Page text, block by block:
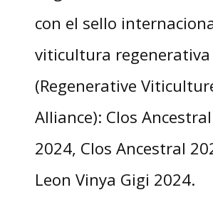
con el sello
viticultura regenerativa
(Regenerative
Alliance): Clos
2024, Clos Ancestral
Leon Vinya Gigi 2024.